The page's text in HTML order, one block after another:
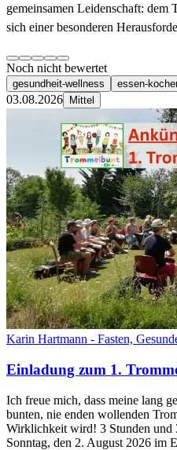
gemeinsamen Leidenschaft: dem
sich einer besonderen
Noch nicht bewertet
gesundheit-wellness essen-
03.08.2026 Mittel
Karin Hartmann - Fasten,
Einladung zum 1.
Ich freue mich, dass meine lang
bunten, nie enden wollenden
Wirklichkeit wird! 3 Stunden und
Sonntag, den 2. August 2026 im